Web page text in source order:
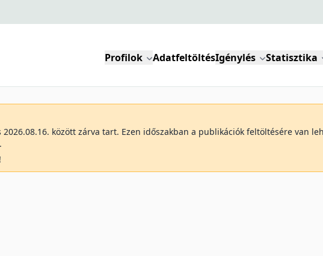
Profilok AdatfeltöltésIgénylés Statisztika
2026.08.16. között zárva tart. Ezen időszakban a publikációk feltöltésére van